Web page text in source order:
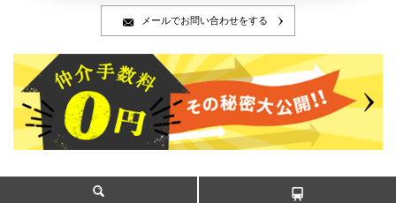
メールでお問い合わせをする